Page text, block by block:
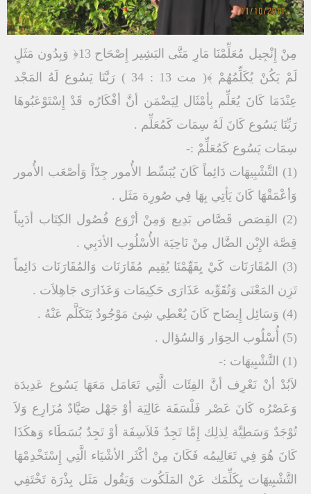
مِنْ إِنْجِيل مُعَلِّمْنَا مَارِ مَتَّى البَشِير إِصْحَاح 13﴿ وَبِدُون مَثَلٍ
لَمْ يَكُنْ يُكَلِّمُهُمْ ﴾( مت 13 : 34 ) رَبَّنَا يَسُوع لَهُ المَجْد
عِنْدَمَا كَانَ يُعَلِّم بِأمْثَال لِيَضْمَن أنَّ أفْكَارُه قَدْ إِسْتَوْعَبُوهَا
رَبِّنَا يَسُوع كَانَ لَهُ سِمَات كَمُعَلِّم .
سِمَات يَسُوع كَمُعَلِّمْ :-
(1) التَّشْبِيهَات دَائِماً كَانَ يُبَسِّط الأُمور جِدّاً وَأصْعَب الأُمور
وَأعْمَقْهَا كَانَ يَأتِي بِهَا فِي صُورِة مَثَل .
(2) القِصَص قَصَّاص بَدِيع وَمِنْ أرْوَع فُصُول الكِتَاب أدَبِياً
قِصَّة الإِبْن الضَّال مِنْ نَاحِيَة الأُسْلُوب الأدَبِي .
(3) المُقَارَنَات كَيْ يِفَهِّمْنَا يُقِيم مُقَارَنَات وَالمُقَارَنَات دَائِماً
تَزِن المَعْنَى وَتُقَوِّيه عَذَارَى حَكِيمَات وَعَذَارَى جَاهِلاَت .
(4) وَسَائِل إِيضَاح كَانَ يُعْطِي شِئ مَوْجُودٌ يَتَكَلَّم عَنْهُ .
(5) أُسْلُوب الحِوَار وَالسُؤال .
(1) التَّشْبِيهَات :-
لاَبُدْ أنْ نَعْرِف أنَّ الفِئَات الَّتِي تَعَامَل مَعَهَا يَسُوع عَدِيدَة
وَعَصْرُه كَانَ عَصْر فَلْسَفَة عَالِيَة أوْ جَهْل صَيَّادٌ مُزَارِع وَلاَ
تُوْجَدٌ وَسَطِيَّة لِذلِك إِمَّا تَجِدٌ فَلاَسِفَة أوْ تَجِدٌ بُسَطَاء وَهكَذَا
كَانَ هُوَ فِي تَعَالِيمُه فَكَانَ مِنْ أكْثَر الأشْيَاء الَّتِي إِسْتَخْدِمْهَا
التَّشْبِيهَات يِكَلِّمَك عَنْ المَلَكُوت وَيَقُول مَثَل بِذْرَة تَخْتَفِي